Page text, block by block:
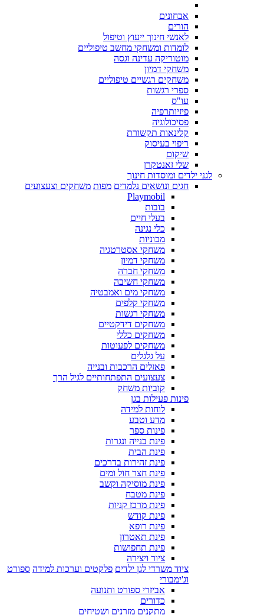
אבחונים
הורים
לאנשי חינוך ייעוץ וטיפול
לומדות ומשחקי מחשב טיפוליים
מוטוריקה עדינה וגסה
משחקי דמיון
משחקים רגשיים טיפוליים
ספרי רגשות
עו"ס
פיזיותרפיה
פסיכולוגיה
קלינאות תקשורת
ריפוי בעיסוק
שיקום
שלי זאנטקרן
לגני ילדים ומוסדות חינוך
חגים ונושאים נלמדים מפות משחקים וצעצועים
Playmobil
בובות
בעלי חיים
כלי נגינה
מכוניות
משחקי אסטרטגיה
משחקי דמיון
משחקי חברה
משחקי חשיבה
משחקי מים ואמבטיה
משחקי קלפים
משחקי רגשות
משחקים דידקטיים
משחקים כללי
משחקים לפעוטות
על גלגלים
פאזלים הרכבות ובנייה
צעצועים התפתחותיים לגיל הרך
קוביות משחק
פינות פעילות בגן
לוחות למידה
מדע וטבע
פינות ספר
פינת בנייה ונגרות
פינת הבית
פינת זהירות בדרכים
פינת חצר חול ומים
פינת מוסיקה וקשב
פינת מטבח
פינת מרכז קניות
פינת קודש
פינת רופא
פינת תאטרון
פינת תחפושות
ציור ויצירה
ציוד משרדי לגן ילדים פלקטים וערכות למידה ספורט
וג'ימבורי
אביזרי ספורט ותנועה
כדורים
מתקנים מזרנים ושטיחים